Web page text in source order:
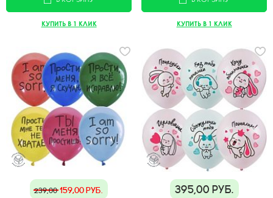
КУПИТЬ В 1 КЛИК КУПИТЬ В 1 КЛИК
239,00159,00руб. 395,00 руб.